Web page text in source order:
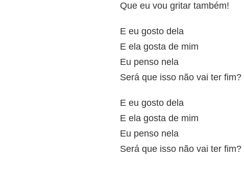
Que eu vou gritar também!
E eu gosto dela
E ela gosta de mim
Eu penso nela
Será que isso não vai ter fim?
E eu gosto dela
E ela gosta de mim
Eu penso nela
Será que isso não vai ter fim?